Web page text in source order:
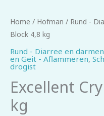
Home / Hofman / Rund -
Block 4,8 kg
Rund - Diarree en darmen
en Geit - Aflammeren,
drogist
Excellent
kg